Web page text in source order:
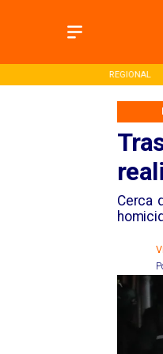
INTERNACIONAL
​Cerca